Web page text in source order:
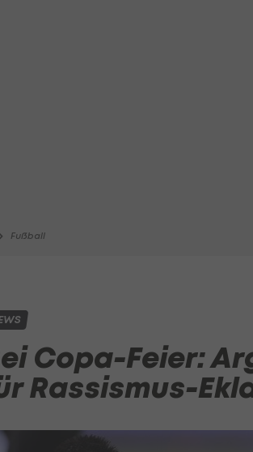
Fußball
Copa-Feier:
Rassismus-